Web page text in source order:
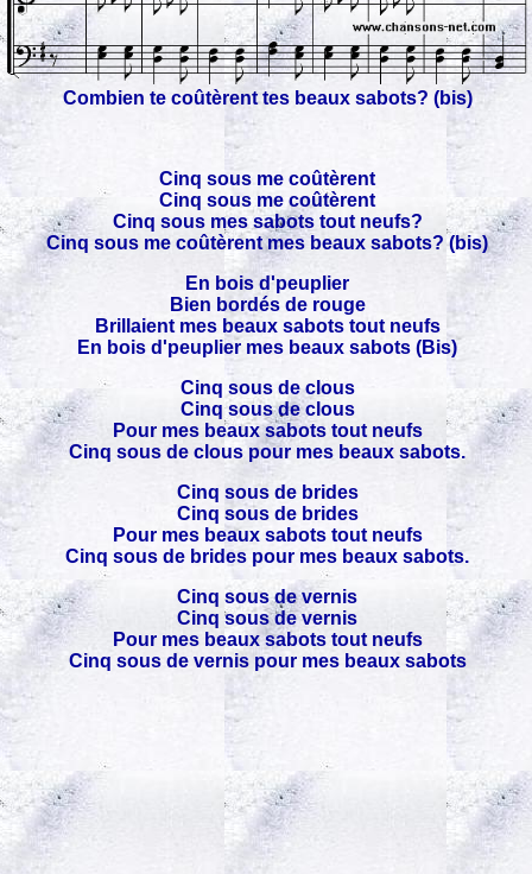
Combien te coûtèrent tes beaux sabots? (bis)
Cinq sous me coûtèrent
Cinq sous me coûtèrent
Cinq sous mes sabots tout neufs?
Cinq sous me coûtèrent mes beaux sabots? (bis)
En bois d'peuplier
Bien bordés de rouge
Brillaient mes beaux sabots tout neufs
En bois d'peuplier mes beaux sabots (Bis)
Cinq sous de clous
Cinq sous de clous
Pour mes beaux sabots tout neufs
Cinq sous de clous pour mes beaux sabots.
Cinq sous de brides
Cinq sous de brides
Pour mes beaux sabots tout neufs
Cinq sous de brides pour mes beaux sabots.
Cinq sous de vernis
Cinq sous de vernis
Pour mes beaux sabots tout neufs
Cinq sous de vernis pour mes beaux sabots